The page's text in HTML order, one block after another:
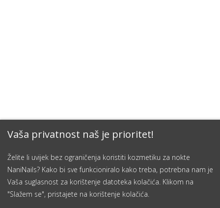
Vaša privatnost naš je prioritet!
Želite li uvijek bez ograničenja koristiti kozmetiku za nokte
NaniNails? Kako bi sve funkcioniralo kako treba, potrebna nam je
Vaša suglasnost za korištenje datoteka kolačića. Klikom na
"Slažem se", pristajete na korištenje kolačića.